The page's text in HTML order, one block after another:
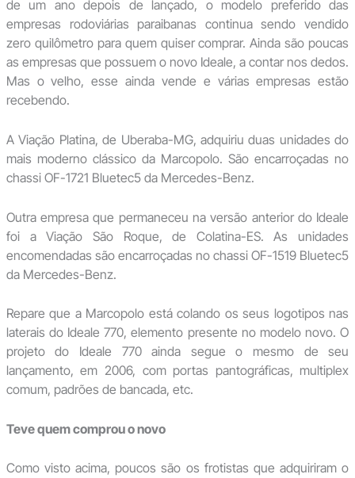
de um ano depois de lançado, o modelo preferido das
empresas rodoviárias paraibanas continua sendo vendido
zero quilômetro para quem quiser comprar. Ainda são poucas
as empresas que possuem o novo Ideale, a contar nos dedos.
Mas o velho, esse ainda vende e várias empresas estão
recebendo.
A Viação Platina, de Uberaba-MG, adquiriu duas unidades do
mais moderno clássico da Marcopolo. São encarroçadas no
chassi OF-1721 Bluetec5 da Mercedes-Benz.
Outra empresa que permaneceu na versão anterior do Ideale
foi a Viação São Roque, de Colatina-ES. As unidades
encomendadas são encarroçadas no chassi OF-1519 Bluetec5
da Mercedes-Benz.
Repare que a Marcopolo está colando os seus logotipos nas
laterais do Ideale 770, elemento presente no modelo novo. O
projeto do Ideale 770 ainda segue o mesmo de seu
lançamento, em 2006, com portas pantográficas, multiplex
comum, padrões de bancada, etc.
Teve quem comprou o novo
Como visto acima, poucos são os frotistas que adquiriram o